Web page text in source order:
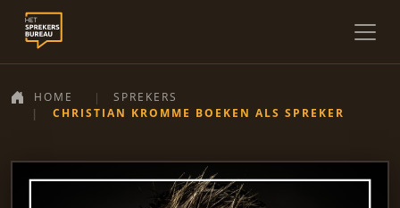
HOME
SPREKERS
CHRISTIAN KROMME BOEKEN ALS SPREKER